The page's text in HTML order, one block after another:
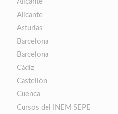
Alicante
Alicante
Asturias
Barcelona
Barcelona
Cádiz
Castellón
Cuenca
Cursos del INEM SEPE